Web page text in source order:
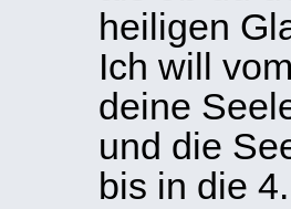
heiligen
Ich will
deine
und die
bis in die